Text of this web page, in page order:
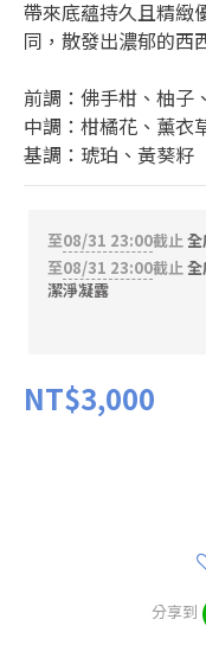
帶來底蘊持久且精緻
同，散發出濃郁的西
前調：佛手柑、柚子
中調：柑橘花、薰衣
基調：琥珀、黃葵籽
至08/31 23:00截止
至08/31 23:00截止
潔淨凝露
NT$3,000
分享到